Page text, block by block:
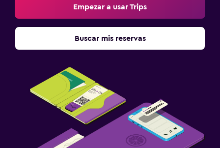
Empezar a usar Trips
Buscar mis reservas